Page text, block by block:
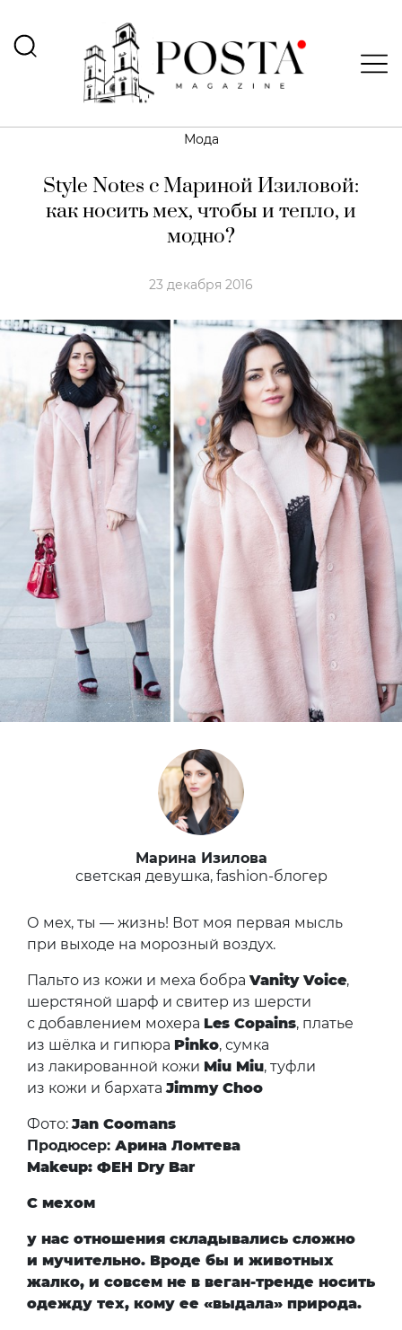
Мода
Style Notes с Мариной Изиловой:
как носить мех, чтобы и тепло, и
модно?
23 декабря 2016
Марина Изилова
светская девушка, fashion-блогер
О мех, ты — жизнь! Вот моя первая мысль
при выходе на морозный воздух.
Пальто из кожи и меха бобра Vanity Voice,
шерстяной шарф и свитер из шерсти
с добавлением мохера Les Copains, платье
из шёлка и гипюра Pinko, сумка
из лакированной кожи Miu Miu, туфли
из кожи и бархатаJimmy Choo
Фото:Jan Coomans
Продюсер: Арина Ломтева
Makeup: ФЕН Dry Bar
С мехом
у нас отношения складывались сложно
и мучительно. Вроде бы и животных
жалко, и совсем не в веган-тренде носить
одежду тех, кому ее «выдала» природа.